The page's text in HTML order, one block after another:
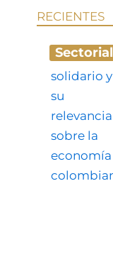
RECIENTES
Sectorial